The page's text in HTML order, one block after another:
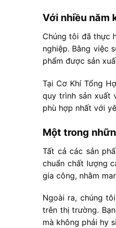
Với nhiều năm
Chúng tôi đã thực
nghiệp. Bằng việc
phẩm được sản
Tại Cơ Khí Tổng
quy trình sản xuất
phù hợp nhất với
Một trong
Tất cả các sản
chuẩn chất lượng
gia công, nhằm
Ngoài ra, chúng
trên thị trường.
mà không phải hy